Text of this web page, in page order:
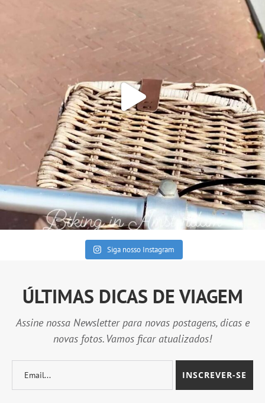
Siga nosso Instagram
ÚLTIMAS DICAS DE VIAGEM
Assine nossa Newsletter para novas postagens, dicas e
novas fotos. Vamos ficar atualizados!